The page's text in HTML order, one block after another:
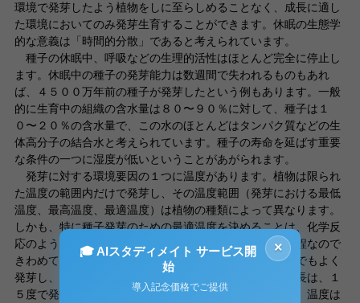
環境で発芽したよう植物をしに至らしめることなく、成長に適し
た環境においてのみ発芽生育することができます。休眠の生態学
的な意義は「時間的分散」であると考えられています。
種子の休眠中、呼吸などの生理的活性はほとんど完全に停止し
ます。休眠中の種子の発芽能力は数週間で失われるものもあれ
ば、４５００万年前の種子が発芽したという例もあります。一般
的に生育中の組織の含水量は８０〜９０％に対して、種子は１
０〜２０％の含水量で、この水のほとんどはタンパク質などの生
体高分子の結合水と考えられています。種子の寿命を延ばす重要
な条件の一つに湿度が低いということがあがられます。
発芽に対する環境要因の１つに温度があります。植物は限られ
た温度の範囲内だけで発芽し、その温度範囲（発芽における最低
温度、最高温度、最適温度）は植物の種類によって異なります。
しかも、特に種子発芽のための最適温度を決めることは、化学反
応のような比較的単純な反応と異なり、発芽は複雑な過程なので
きわめて難しく、たとえばトウモロコシの種子は３５度でもよく
発芽し、幼根は急激に成長しますがその後の芽生えの成長は、１
５度で発芽し成長した芽生えの成長よりも悪くなります。温度は
×
🎓 AIスタディメイト サービス開
始
導入記念価格でご提供